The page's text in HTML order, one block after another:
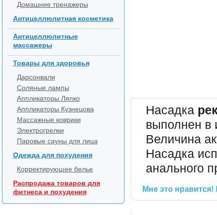
Насадка
выполнен в
Величина
Насадка
анального
Мне это нравится!
Домашние тренажеры
Антицеллюлитная косметика
Антицеллюлитные
массажеры
Товары для здоровья
Дарсонвали
Соляные лампы
Аппликаторы Ляпко
Аппликаторы Кузнецова
Массажные коврики
Электрогрелки
Паровые сауны для лица
Одежда для похудения
Корректирующее белье
Распродажа товаров для
фитнеса и похудения